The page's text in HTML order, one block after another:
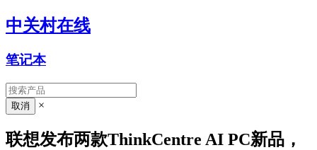
中关村在线
笔记本
×
联想发布两款ThinkCentre AI PC新品，